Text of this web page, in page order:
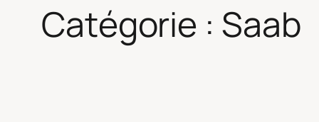
Catégorie : Saab